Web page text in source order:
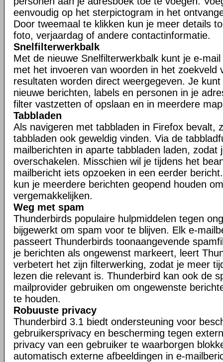
eenvoudig op het sterpictogram in het
Door tweemaal te klikken kun je meer details
foto, verjaardag of andere contactinformatie.
Snelfilterwerkbalk
Met de nieuwe Snelfilterwerkbalk kunt je e-
met het invoeren van woorden in het zoekveld
resultaten worden direct weergegeven. Je
nieuwe berichten, labels en personen in je
filter vastzetten of opslaan en in meerdere
Tabbladen
Als navigeren met tabbladen in Firefox bevalt,
tabbladen ook geweldig vinden. Via de
mailberichten in aparte tabbladen laden, zodat
overschakelen. Misschien wil je tijdens het
mailbericht iets opzoeken in een eerder
kun je meerdere berichten geopend houden
vergemakkelijken.
Weg met spam
Thunderbirds populaire hulpmiddelen tegen
bijgewerkt om spam voor te blijven. Elk e-
passeert Thunderbirds toonaangevende
je berichten als ongewenst markeert, leert
verbetert het zijn filterwerking, zodat je meer
lezen die relevant is. Thunderbird kan ook de
mailprovider gebruiken om ongewenste
te houden.
Robuuste privacy
Thunderbird 3.1 biedt ondersteuning voor
gebruikersprivacy en bescherming tegen
privacy van een gebruiker te waarborgen
automatisch externe afbeeldingen in e-